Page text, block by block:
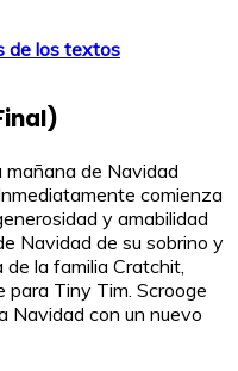
de los textos
de Navidad
comienza
y amabilidad
Navidad de su sobrino y
la familia Cratchit,
para Tiny Tim. Scrooge
Navidad con un nuevo